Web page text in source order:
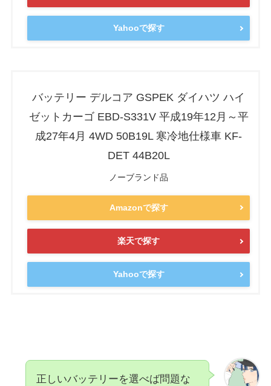
Yahooで探す
バッテリー デルコア GSPEK ダイハツ ハイ
ゼットカーゴ EBD-S331V 平成19年12月～平
成27年4月 4WD 50B19L 寒冷地仕様車 KF-
DET 44B20L
ノーブランド品
Amazonで探す
楽天で探す
Yahooで探す
正しいバッテリーを選べば問題な